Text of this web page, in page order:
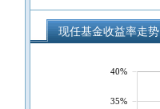
现任基金收益率走势
35%
40%